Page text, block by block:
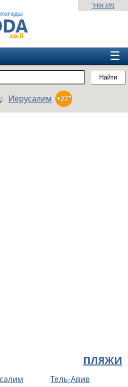
Найти
מזג אוויר
☰
Иерусалим +27°
ПЛЯЖИ
Тель-Авив